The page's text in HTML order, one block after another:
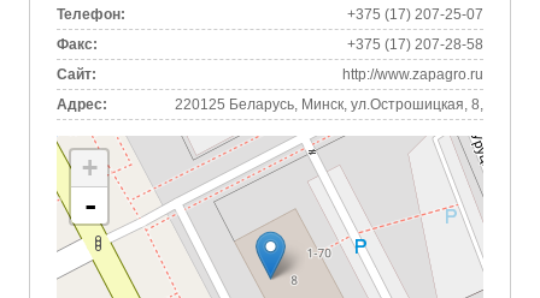
Телефон:
+375 (17) 207-25-07
Факс:
+375 (17) 207-28-58
Сайт:
http://www.zapagro.ru
Адрес:
220125 Беларусь, Минск, ул.Острошицкая, 8,
+
-